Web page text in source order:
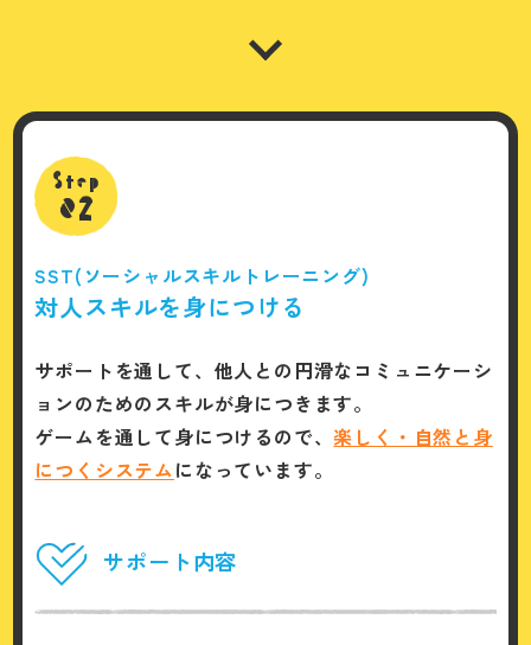
Step
02
SST(ソーシャルスキルトレーニング)
対人スキルを身につける
サポートを通して、他人との円滑なコミュニケーシ
ョンのためのスキルが身につきます。
ゲームを通して身につけるので、楽しく・自然と身
につくシステムになっています。
サポート内容